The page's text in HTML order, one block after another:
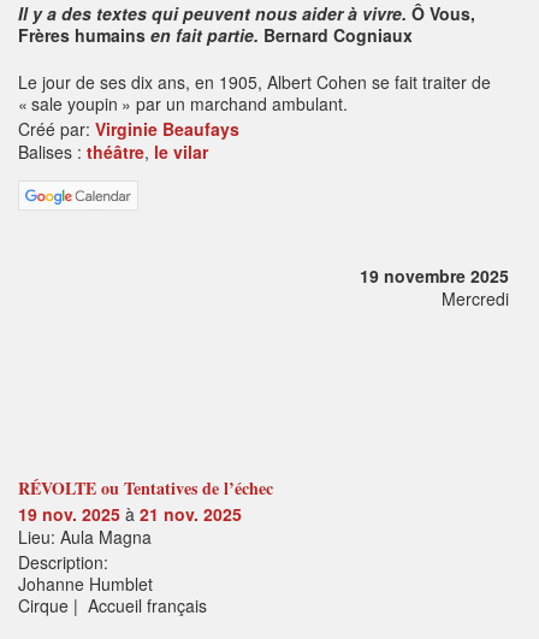
Il y a des textes qui peuvent nous aider à vivre. Ô Vous,
Frères humains en fait partie. Bernard Cogniaux
Le jour de ses dix ans, en 1905, Albert Cohen se fait traiter de
« sale youpin » par un marchand ambulant.
Créé par: Virginie Beaufays
Balises : théâtre, le vilar
19 novembre 2025
Mercredi
RÉVOLTE ou Tentatives de l’échec
19 nov. 2025 à 21 nov. 2025
Lieu: Aula Magna
Description:
Johanne Humblet
Cirque | Accueil français